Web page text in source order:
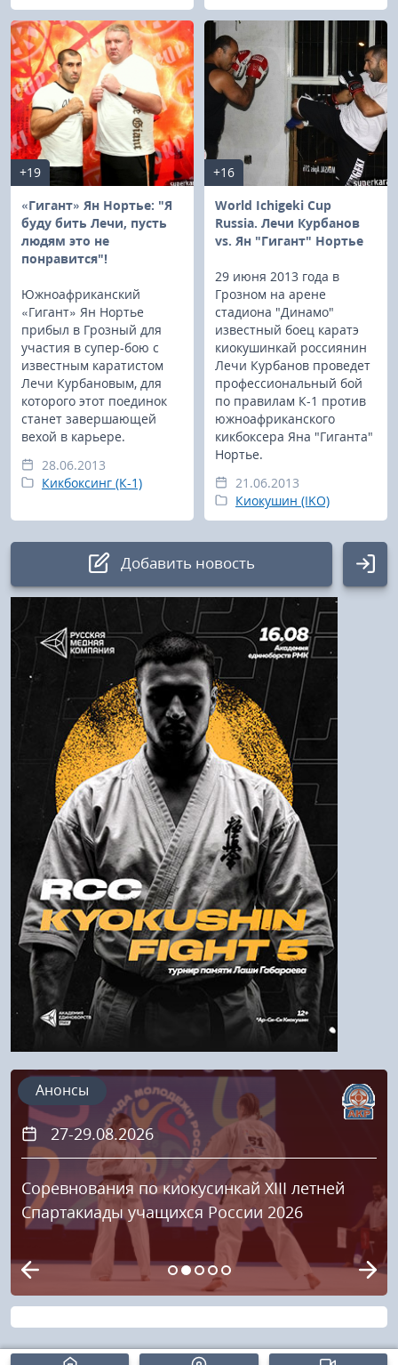
+19
«Гигант» Ян Нортье: "Я
буду бить Лечи, пусть
людям это не
понравится"!
Южноафриканский
«Гигант» Ян Нортье
прибыл в Грозный для
участия в супер-бою с
известным каратистом
Лечи Курбановым, для
которого этот поединок
станет завершающей
вехой в карьере.
28.06.2013
Кикбоксинг (К-1)
+16
World Ichigeki Cup
Russia. Лечи Курбанов
vs. Ян "Гигант" Нортье
29 июня 2013 года в
Грозном на арене
стадиона "Динамо"
известный боец каратэ
киокушинкай россиянин
Лечи Курбанов проведет
профессиональный бой
по правилам К-1 против
южноафриканского
кикбоксера Яна "Гиганта"
Нортье.
21.06.2013
Киокушин (IKO)
Добавить новость
Авторизация
Логин:
Пароль
Войти
Напомнить пароль
Регистрация
27-29.08.2026
Соревнования по киокусинкай XIII летней
Спартакиады учащихся России 2026
Анонсы